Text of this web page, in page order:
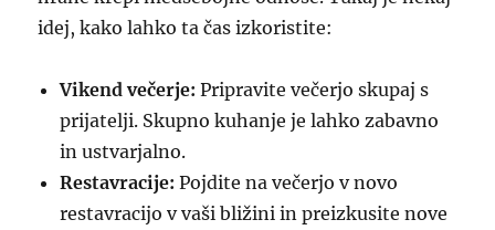
idej, kako lahko ta čas izkoristite:
Vikend večerje: Pripravite večerjo skupaj s
prijatelji. Skupno kuhanje je lahko zabavno
in ustvarjalno.
Restavracije: Pojdite na večerjo v novo
restavracijo v vaši bližini in preizkusite nove